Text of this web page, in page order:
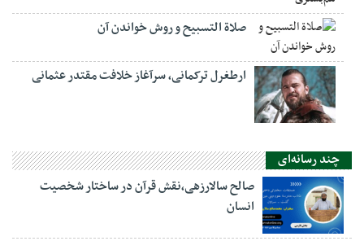
صلاة التسبيح و روش خواندن آن
ارطغرل ترکمانی، سرآغاز خلافت مقتدر عثمانی
چند رسانه‌ای
صالح سالارزهی،‌نقش قرآن در ساختار شخصیت
انسان